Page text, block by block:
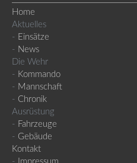
Home
Aktuelles
- Einsätze
- News
Die Wehr
- Kommando
- Mannschaft
- Chronik
Ausrüstung
- Fahrzeuge
- Gebäude
Kontakt